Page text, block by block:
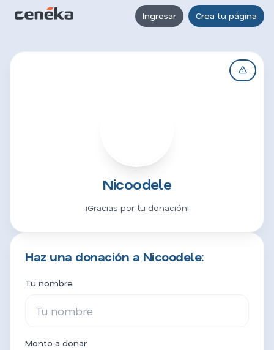
Ingresar Crea tu página
Nicoodele
¡Gracias por tu donación!
Haz una donación a Nicoodele:
Tu nombre
Monto a donar